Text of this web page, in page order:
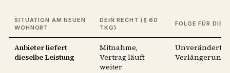
SITUATION AM NEUEN
WOHNORT
DEIN RECHT (§ 60
TKG)
FOLGE FÜR DIE
Anbieter liefert
dieselbe Leistung
Mitnahme,
Vertrag läuft
weiter
Unverändert,
Verlängerung